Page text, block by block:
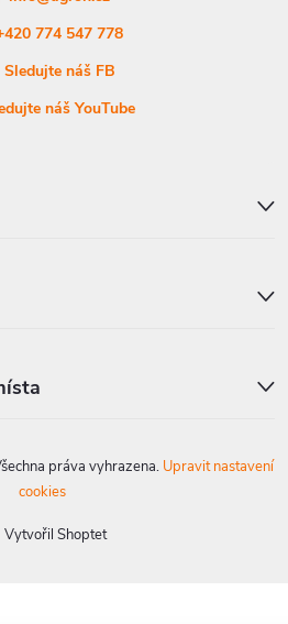
774 547 778
Sledujte náš FB
náš YouTube
Vytvořil Shoptet
práva vyhrazena. Upravit nastavení
cookies